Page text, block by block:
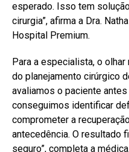
esperado. Isso tem
cirurgia”, afirma a Dra.
Hospital Premium.
Para a especialista, o
do planejamento cirúrgico
avaliamos o paciente
conseguimos identificar
comprometer a
antecedência. O resultado
seguro”, completa a médica.